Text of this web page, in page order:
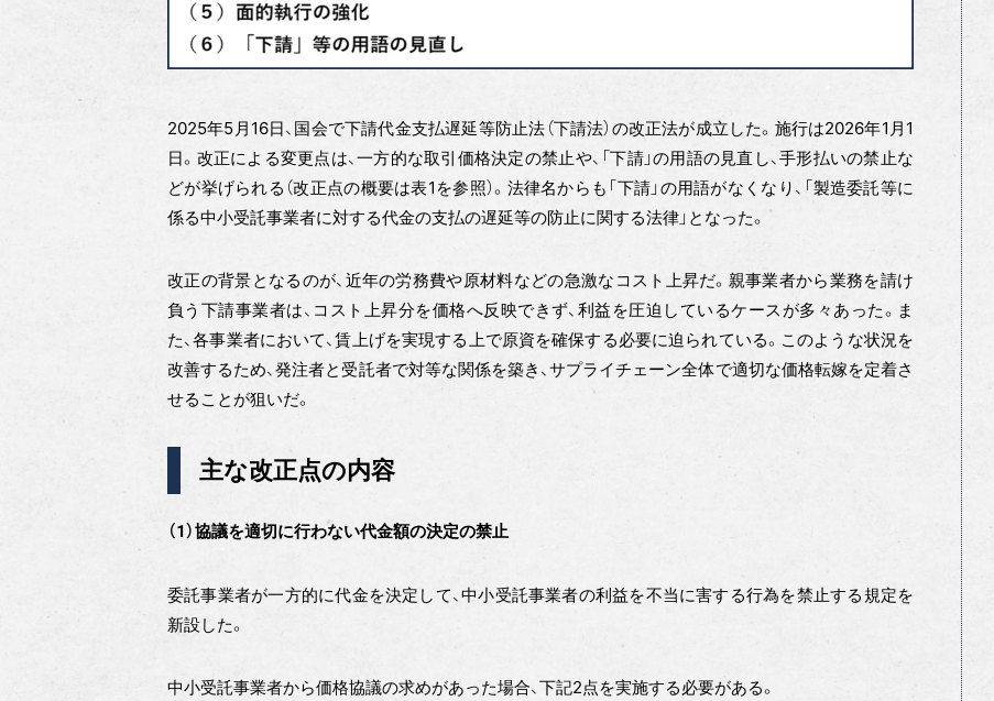
2025年5月16日、国会で下請代金支払遅延等防止法（下請法）の改正法が成立した。施行は2026年1月1
日。改正による変更点は、一方的な取引価格決定の禁止や、「下請」の用語の見直し、手形払いの禁止な
どが挙げられる（改正点の概要は表1を参照）。法律名からも「下請」の用語がなくなり、「製造委託等に
係る中小受託事業者に対する代金の支払の遅延等の防止に関する法律」となった。
改正の背景となるのが、近年の労務費や原材料などの急激なコスト上昇だ。親事業者から業務を請け
負う下請事業者は、コスト上昇分を価格へ反映できず、利益を圧迫しているケースが多々あった。ま
た、各事業者において、賃上げを実現する上で原資を確保する必要に迫られている。このような状況を
改善するため、発注者と受託者で対等な関係を築き、サプライチェーン全体で適切な価格転嫁を定着さ
せることが狙いだ。
主な改正点の内容
（1）協議を適切に行わない代金額の決定の禁止
委託事業者が一方的に代金を決定して、中小受託事業者の利益を不当に害する行為を禁止する規定を
新設した。
中小受託事業者から価格協議の求めがあった場合、下記2点を実施する必要がある。